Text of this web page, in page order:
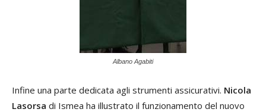
Albano Agabiti
Infine una parte dedicata agli strumenti assicurativi. Nicola
Lasorsa di Ismea ha illustrato il funzionamento del nuovo